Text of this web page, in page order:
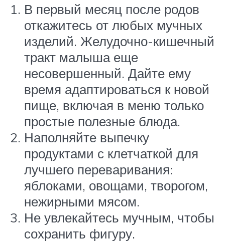
В первый месяц после родов
откажитесь от любых мучных
изделий. Желудочно-кишечный
тракт малыша еще
несовершенный. Дайте ему
время адаптироваться к новой
пище, включая в меню только
простые полезные блюда.
Наполняйте выпечку
продуктами с клетчаткой для
лучшего переваривания:
яблоками, овощами, творогом,
нежирными мясом.
Не увлекайтесь мучным, чтобы
сохранить фигуру.